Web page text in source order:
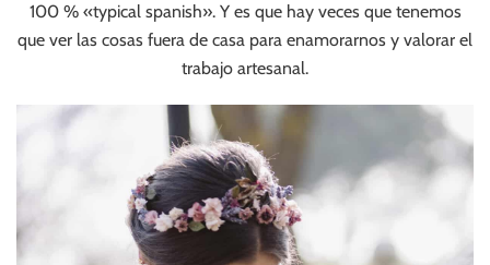
100 % «typical spanish». Y es que hay veces que tenemos
que ver las cosas fuera de casa para enamorarnos y valorar el
trabajo artesanal.